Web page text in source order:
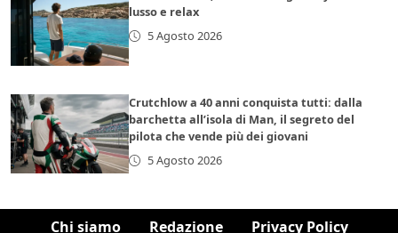
lusso e relax
5 Agosto 2026
Crutchlow a 40 anni conquista tutti: dalla
barchetta all’isola di Man, il segreto del
pilota che vende più dei giovani
5 Agosto 2026
Chi siamo Redazione Privacy Policy